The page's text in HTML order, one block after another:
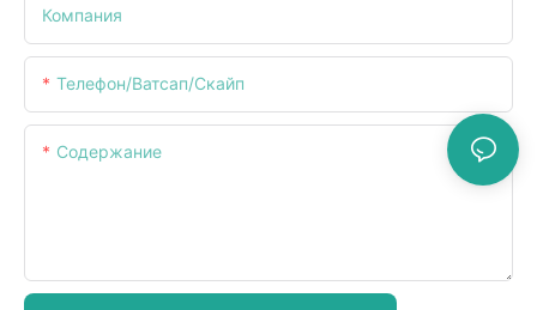
Компания
Телефон/ватсап/скайп
Содержание